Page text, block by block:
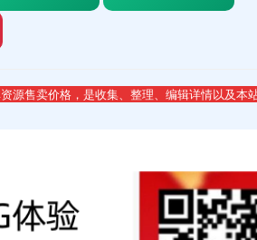
源售卖价格，是收集、整理、编辑详情以及本